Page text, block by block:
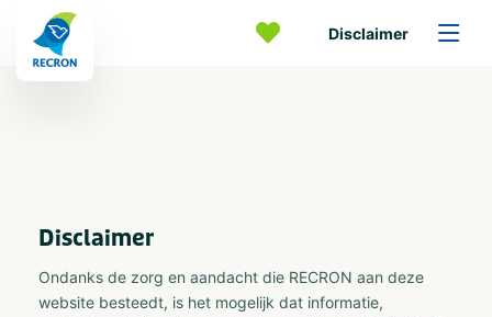
Disclaimer
Disclaimer
Ondanks de zorg en aandacht die RECRON aan deze
website besteedt, is het mogelijk dat informatie,